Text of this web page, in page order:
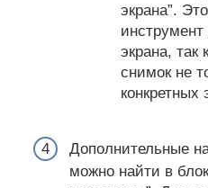
экрана”.
экрана, так
снимок не
конкретных
Дополнительные
можно найти в